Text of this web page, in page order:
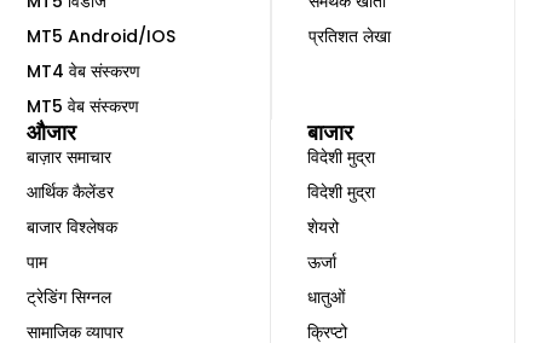
प्रतिशत लेखा
MT5 Android/IOS
MT4 वेब संस्करण
MT5 वेब संस्करण
बाजार
विदेशी मुद्रा
विदेशी मुद्रा
शेयरो
ऊर्जा
धातुओं
क्रिप्टो
औजार
बाज़ार समाचार
आर्थिक कैलेंडर
बाजार विश्लेषक
पाम
ट्रेडिंग सिग्नल
सामाजिक व्यापार